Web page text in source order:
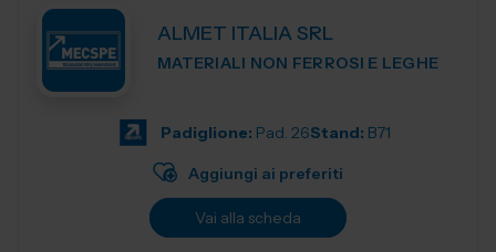
ALMET ITALIA SRL
MATERIALI NON FERROSI E LEGHE
Padiglione: Pad. 26Stand: B71
Aggiungi ai preferiti
Vai alla scheda